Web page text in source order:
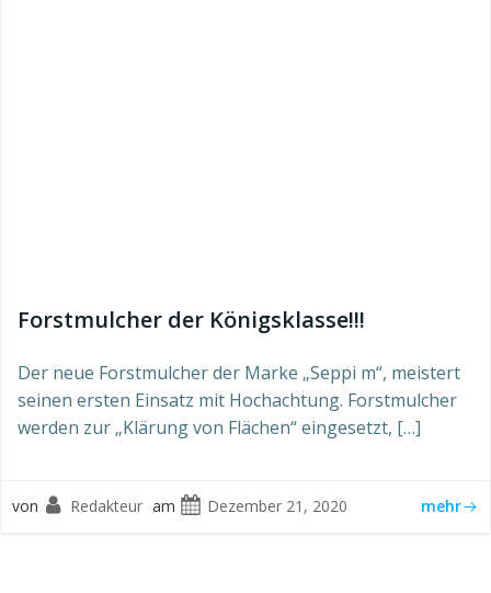
Forstmulcher der Königsklasse!!!
Der neue Forstmulcher der Marke „Seppi m“, meistert
seinen ersten Einsatz mit Hochachtung. Forstmulcher
werden zur „Klärung von Flächen“ eingesetzt, […]
von Redakteur am Dezember 21, 2020 mehr